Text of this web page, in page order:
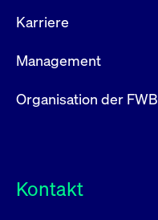
Karriere
Management
Organisation der FWB
Kontakt